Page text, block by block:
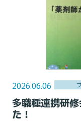
2026.06.06
多職種連携研
た！